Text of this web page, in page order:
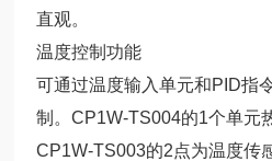
直观。
温度控制功能
可通过温度输入单元和PID指
制。CP1W-TS004的1个单元
CP1W-TS003的2点为温度传